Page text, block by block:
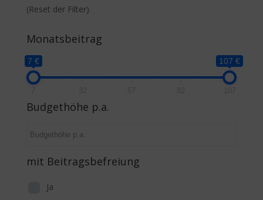
(Reset der Filter)
Monatsbeitrag
7 € 107 €
Budgethöhe p.a.
mit Beitragsbefreiung
Ja